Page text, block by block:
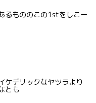
るもののこの1stをしこー
ケデリックなヤツラより
とも